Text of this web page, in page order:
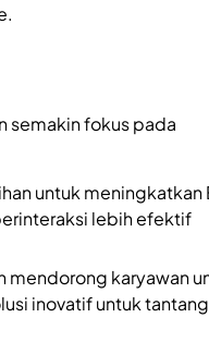
semakin fokus pada
untuk meningkatkan
lebih efektif
mendorong karyawan
inovatif untuk